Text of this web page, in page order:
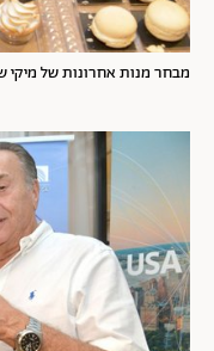
מבחר מנות אחרונות של מיקי